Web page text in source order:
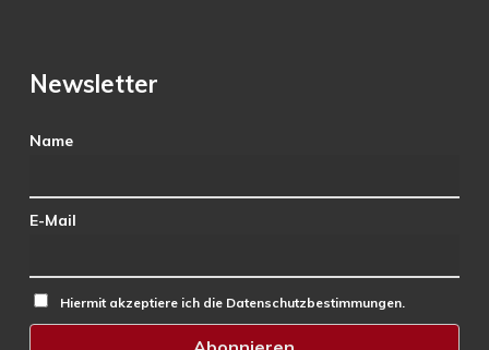
Newsletter
Name
E-Mail
Hiermit akzeptiere ich die Datenschutzbestimmungen.